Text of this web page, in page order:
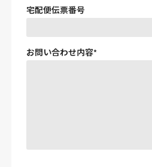
宅配便伝票番号
お問い合わせ内容